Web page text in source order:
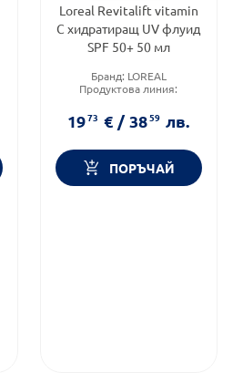
Loreal Revitalift vitamin
C хидратиращ UV флуид
SPF 50+ 50 мл
Бранд: LOREAL
Продуктова линия:
Функционалност: Антиейдж
1973 € / 3859 лв.
ПОРЪЧАЙ